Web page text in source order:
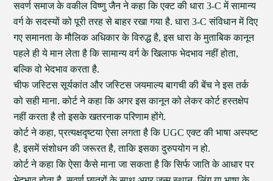
सवर्ण समाज के वकील विष्णु जैन ने कहा कि एक्ट की धारा 3-C में सामान्य
वर्ग के सदस्यों को पूरी तरह से बाहर रखा गया है. धारा 3-C संविधान में दिए
गए समानता के मौलिक अधिकार के विरुद्ध है, इस धारा के मुताबिक कानून
पहले ही ये मान लेता है कि सामान्य वर्ग के खिलाफ भेदभाव नहीं होता,
बल्कि वो भेदभाव करता है.
चीफ जस्टिस सूर्यकांत और जस्टिस जयमाल्य बागची की बेंच ने इस तर्क
को सही माना. कोर्ट ने कहा कि अगर इस कानून को लेकर कोर्ट हस्तक्षेप
नहीं करता है तो इसके खतरनाक परिणाम होंगे.
कोर्ट ने कहा, प्रत्यक्षदृष्टया ऐसा लगता है कि UGC एक्ट की भाषा अस्पष्ट
है, इसमें संशोधन की जरूरत है, ताकि इसका दुरुपयोग न हो.
कोर्ट ने कहा कि ऐसा कैसे माना जा सकता है कि सिर्फ जाति के आधार पर